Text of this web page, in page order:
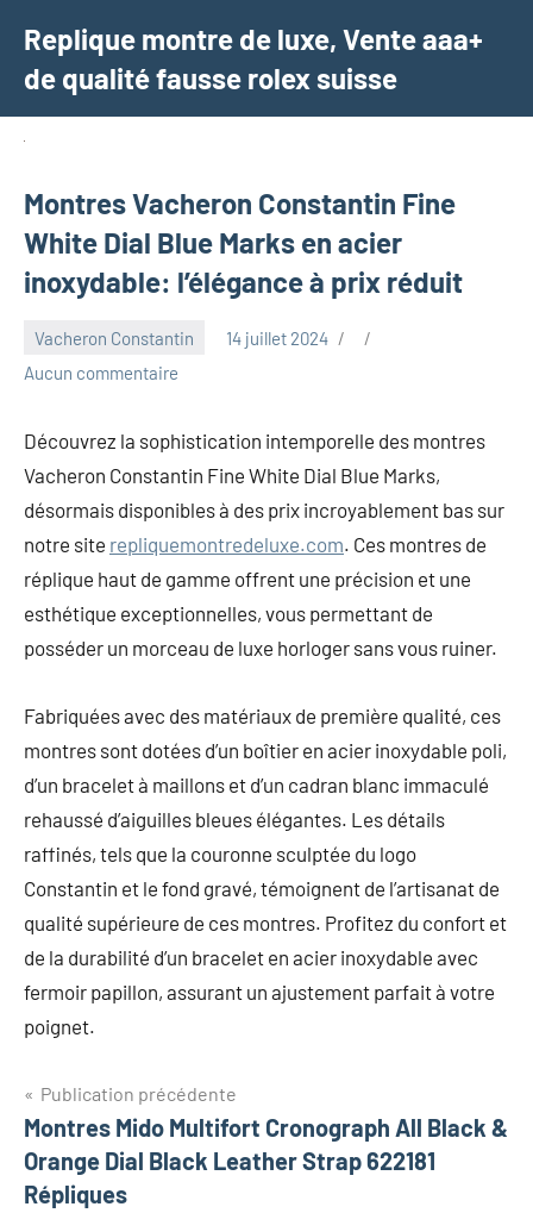
contenu
Replique montre de luxe, Vente aaa+
de qualité fausse rolex suisse
Montres Vacheron Constantin Fine
White Dial Blue Marks en acier
inoxydable: l’élégance à prix réduit
Vacheron Constantin
14 juillet 2024
Aucun commentaire
Découvrez la sophistication intemporelle des montres
Vacheron Constantin Fine White Dial Blue Marks,
désormais disponibles à des prix incroyablement bas sur
notre site repliquemontredeluxe.com. Ces montres de
réplique haut de gamme offrent une précision et une
esthétique exceptionnelles, vous permettant de
posséder un morceau de luxe horloger sans vous ruiner.
Fabriquées avec des matériaux de première qualité, ces
montres sont dotées d’un boîtier en acier inoxydable poli,
d’un bracelet à maillons et d’un cadran blanc immaculé
rehaussé d’aiguilles bleues élégantes. Les détails
raffinés, tels que la couronne sculptée du logo
Constantin et le fond gravé, témoignent de l’artisanat de
qualité supérieure de ces montres. Profitez du confort et
de la durabilité d’un bracelet en acier inoxydable avec
fermoir papillon, assurant un ajustement parfait à votre
poignet.
Navigation
de
l’article
Publication précédente
Montres Mido Multifort Cronograph All Black &
Orange Dial Black Leather Strap 622181
Répliques